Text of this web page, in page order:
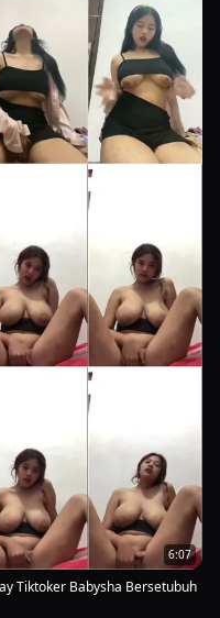
6:07
Tiktoker Babysha Bersetubuh